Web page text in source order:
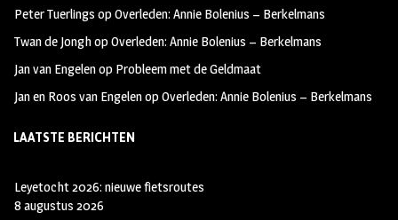
Peter Tuerlings opOverleden: Annie Bolenius – Berkelmans
Twan de JonghopOverleden: Annie Bolenius – Berkelmans
Jan van Engelenop Probleem met de Geldmaat
Jan en Roos van EngelenopOverleden: Annie Bolenius – Berkelmans
LAATSTE BERICHTEN
Leyetocht 2026: nieuwe fietsroutes
8 augustus 2026